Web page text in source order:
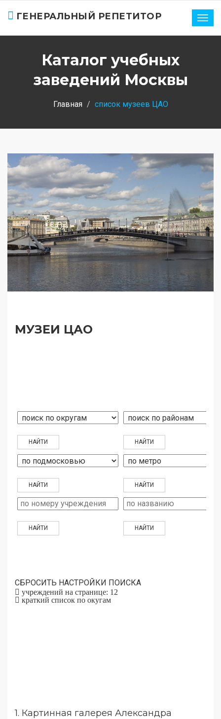
ГЕНЕРАЛЬНЫЙ РЕПЕТИТОР
Каталог учебных
заведений Москвы
Главная список музеев ЦАО
МУЗЕИ ЦАО
СБРОСИТЬ НАСТРОЙКИ ПОИСКА
учреждений на странице: 12
краткий список по окугам
1. Картинная галерея Александра